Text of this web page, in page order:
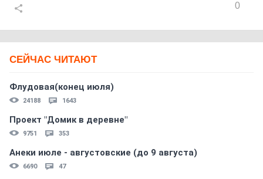
0
СЕЙЧАС ЧИТАЮТ
Флудовая(конец июля)
24188 1643
Проект "Домик в деревне"
9751 353
Анеки июле - августовские (до 9 августа)
6690 47